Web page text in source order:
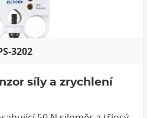
3202
síly a zrychlení